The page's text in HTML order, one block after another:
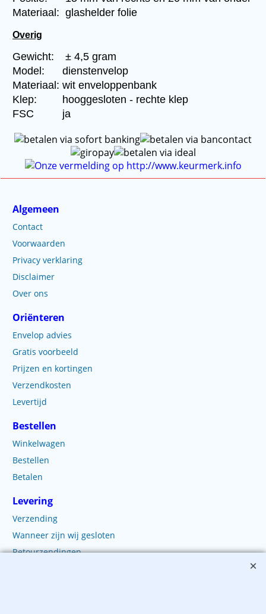
Materiaal: glashelder folie
Overig
Gewicht:
± 4,5 gram
Model:
dienstenvelop
Materiaal: wit enveloppenbank
Klep:
hooggesloten - rechte klep
FSC
ja
Algemeen
Contact
Voorwaarden
Privacy verklaring
Disclaimer
Over ons
Oriënteren
Envelop advies
Gratis voorbeeld
Prijzen en kortingen
Verzendkosten
Levertijd
Bestellen
Winkelwagen
Bestellen
Betalen
Levering
Verzending
Wanneer zijn wij gesloten
Retourzendingen